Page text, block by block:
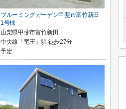
ブルーミングガーデン甲斐市富竹新田
1号棟
山梨県甲斐市富竹新田
中央線「竜王」駅 徒歩27分
予定